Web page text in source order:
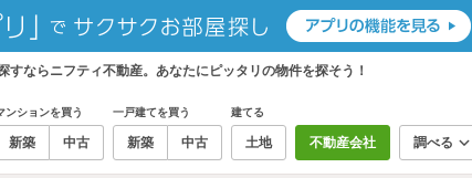
ならニフティ不動産。あなたにピッタリの物件を探そう！
ンションを買う
新築 中古
一戸建てを買う
新築 中古
建てる
土地 不動産会社 調べる